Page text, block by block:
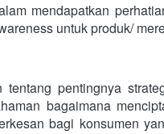
mendapatkan
untuk produk/
pentingnya
bagaimana
bagi konsumen